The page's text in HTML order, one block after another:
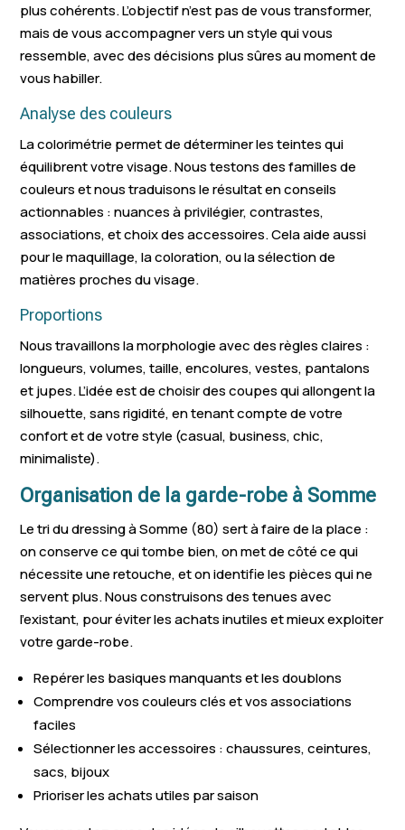
Saint-Ouen Conty
Eppeville
Hornoy-le-Bourg
Harbonnières Dreuil-lès-
plus cohérents. L’objectif n’est pas de vous transformer,
mais de vous accompagner vers un style qui vous
ressemble, avec des décisions plus sûres au moment de
vous habiller.
Analyse des couleurs
La colorimétrie permet de déterminer les teintes qui
équilibrent votre visage. Nous testons des familles de
couleurs et nous traduisons le résultat en conseils
actionnables : nuances à privilégier, contrastes,
associations, et choix des accessoires. Cela aide aussi
pour le maquillage, la coloration, ou la sélection de
matières proches du visage.
Proportions
Nous travaillons la morphologie avec des règles claires :
longueurs, volumes, taille, encolures, vestes, pantalons
et jupes. L’idée est de choisir des coupes qui allongent la
silhouette, sans rigidité, en tenant compte de votre
confort et de votre style (casual, business, chic,
minimaliste).
Organisation de la garde-robe à Somme
Le tri du dressing à Somme (80) sert à faire de la place :
on conserve ce qui tombe bien, on met de côté ce qui
nécessite une retouche, et on identifie les pièces qui ne
servent plus. Nous construisons des tenues avec
l’existant, pour éviter les achats inutiles et mieux exploiter
votre garde-robe.
Repérer les basiques manquants et les doublons
Comprendre vos couleurs clés et vos associations
faciles
Sélectionner les accessoires : chaussures, ceintures,
sacs, bijoux
Prioriser les achats utiles par saison